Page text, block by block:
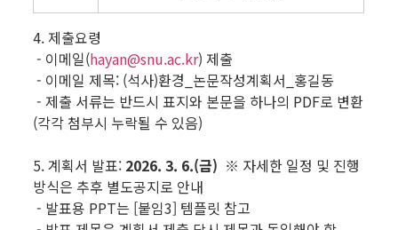
4. 제출요령
- 이메일(hayan@snu.ac.kr) 제출
- 이메일 제목: (석사)환경_논문작성계획서_홍길동
- 제출 서류는 반드시 표지와 본문을 하나의 PDF로 변환
(각각 첨부시 누락될 수 있음)
5. 계획서 발표: 2026. 3. 6.(금) ※ 자세한 일정 및 진행
방식은 추후 별도공지로 안내
- 발표용 PPT는 [붙임3] 템플릿 참고